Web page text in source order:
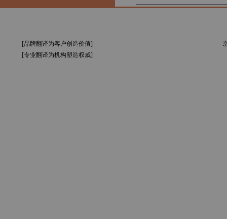
[品牌翻译为客户创造价值]
[专业翻译为机构塑造权威]